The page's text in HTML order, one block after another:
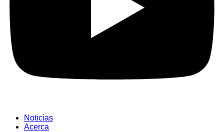
Noticias
Acerca